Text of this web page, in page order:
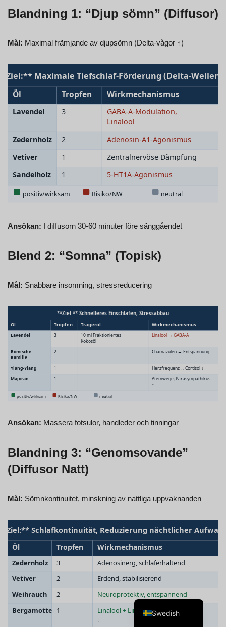
Blandning 1: “Djup sömn” (Diffusor)
Mål: Maximal främjande av djupsömn (Delta-vågor ↑)
Ansökan: I diffusorn 30-60 minuter före sänggåendet
Blend 2: “Somna” (Topisk)
Mål: Snabbare insomning, stressreducering
Ansökan: Massera fotsulor, handleder och tinningar
Blandning 3: “Genomsovande”
(Diffusor Natt)
Mål: Sömnkontinuitet, minskning av nattliga uppvaknanden
Swedish
German
Dutch
English
Finnish
French
Norwegian